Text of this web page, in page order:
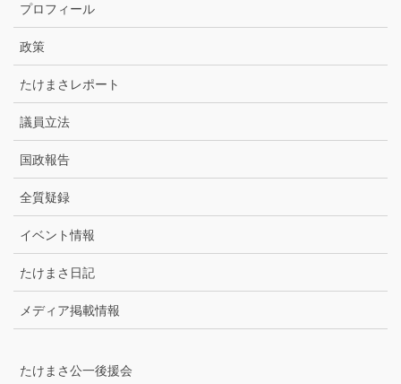
ブ
プロフィール
政策
たけまさレポート
議員立法
国政報告
全質疑録
イベント情報
たけまさ日記
メディア掲載情報
たけまさ公一後援会